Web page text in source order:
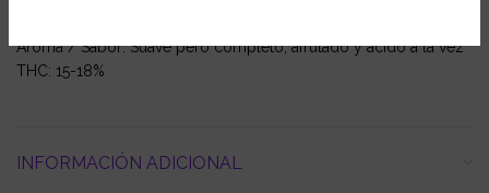
Aroma / Sabor: Suave pero completo, afrutado y ácido a la vez
THC: 15-18%
INFORMACIÓN ADICIONAL